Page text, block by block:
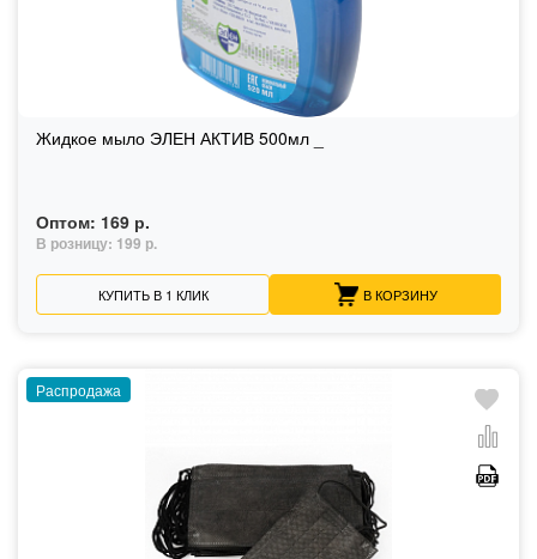
Жидкое мыло ЭЛЕН АКТИВ 500мл _
Оптом: 169 р.
В розницу: 199 р.
КУПИТЬ В 1 КЛИК В КОРЗИНУ
Распродажа